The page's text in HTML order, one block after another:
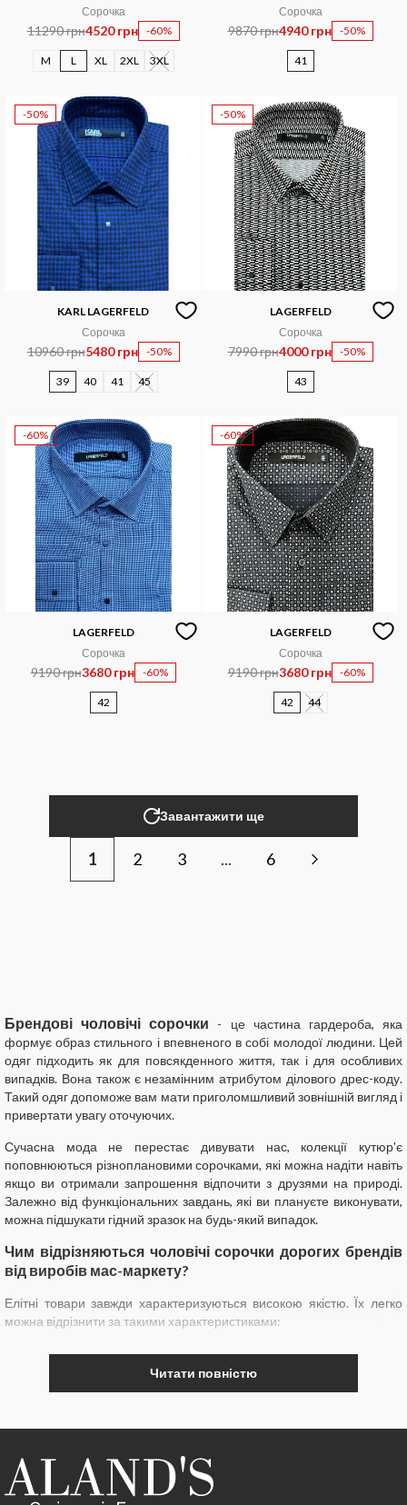
Сорочка
11290 грн4520 грн -60%
M L XL 2XL 3XL
Сорочка
9870 грн4940 грн -50%
41
-50%
KARL LAGERFELD
Сорочка
10960 грн5480 грн -50%
39 40 41 45
-50%
LAGERFELD
Сорочка
7990 грн4000 грн -50%
43
-60%
LAGERFELD
Сорочка
9190 грн3680 грн -60%
42
-60%
LAGERFELD
Сорочка
9190 грн3680 грн -60%
42 44
Завантажити ще
1 2 3 ... 6
Брендові чоловічі сорочки - це частина гардероба, яка
формує образ стильного і впевненого в собі молодої людини. Цей
одяг підходить як для повсякденного життя, так і для особливих
випадків. Вона також є незамінним атрибутом ділового дрес-коду.
Такий одяг допоможе вам мати приголомшливий зовнішній вигляд і
привертати увагу оточуючих.
Сучасна мода не перестає дивувати нас, колекції кутюр'є
поповнюються різноплановими сорочками, які можна надіти навіть
якщо ви отримали запрошення відпочити з друзями на природі.
Залежно від функціональних завдань, які ви плануєте виконувати,
можна підшукати гідний зразок на будь-який випадок.
Чим відрізняються чоловічі сорочки дорогих брендів
від виробів мас-маркету?
Елітні товари завжди характеризуються високою якістю. Їх легко
можна відрізнити за такими характеристиками:
1. Рівні і міцні стежки однакового розміру.
Стильні сорочки для чоловіків від відомих виробників виготовлені з
дорогої сировини. На фабриках, що випускають брендовий одяг,
Читати повністю